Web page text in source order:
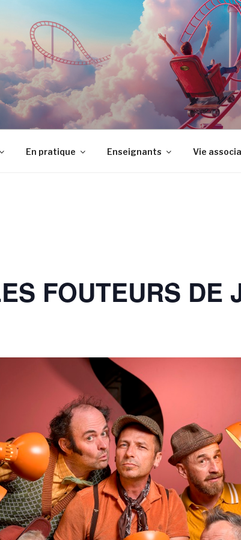
JEAN VILAR
En pratique Enseignants Vie
FOUTEURS DE